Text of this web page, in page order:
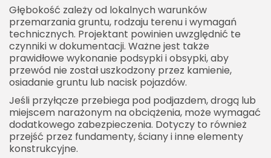
Głębokość zależy od lokalnych warunków
przemarzania gruntu, rodzaju terenu i wymagań
technicznych. Projektant powinien uwzględnić te
czynniki w dokumentacji. Ważne jest także
prawidłowe wykonanie podsypki i obsypki, aby
przewód nie został uszkodzony przez kamienie,
osiadanie gruntu lub nacisk pojazdów.
Jeśli przyłącze przebiega pod podjazdem, drogą lub
miejscem narażonym na obciążenia, może wymagać
dodatkowego zabezpieczenia. Dotyczy to również
przejść przez fundamenty, ściany i inne elementy
konstrukcyjne.